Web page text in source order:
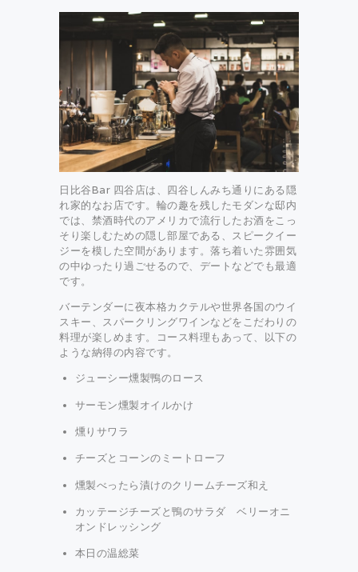
日比谷Bar 四谷店は、四谷しんみち通りにある隠
れ家的なお店です。輪の趣を残したモダンな邸内
では、禁酒時代のアメリカで流行したお酒をこっ
そり楽しむための隠し部屋である、スピークイー
ジーを模した空間があります。落ち着いた雰囲気
の中ゆったり過ごせるので、デートなどでも最適
です。
バーテンダーに夜本格カクテルや世界各国のウイ
スキー、スパークリングワインなどをこだわりの
料理が楽しめます。コース料理もあって、以下の
ような納得の内容です。
ジューシー燻製鴨のロース
サーモン燻製オイルかけ
燻りサワラ
チーズとコーンのミートローフ
燻製べったら漬けのクリームチーズ和え
カッテージチーズと鴨のサラダ ベリーオニ
オンドレッシング
本日の温総菜